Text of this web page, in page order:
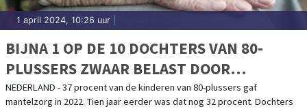
1 april 2024, 10:26 uur
BIJNA 1 OP DE 10 DOCHTERS VAN 80-
PLUSSERS ZWAAR BELAST DOOR
MANTELZORG
NEDERLAND - 37 procent van de kinderen van 80-plussers gaf
mantelzorg in 2022. Tien jaar eerder was dat nog 32 procent. Dochters